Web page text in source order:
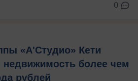
0
«А'Студио» Кети
более чем
рублей